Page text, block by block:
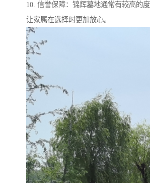
10. 信誉保障：锦辉墓地通常有较高的度
让家属在选择时更加放心。